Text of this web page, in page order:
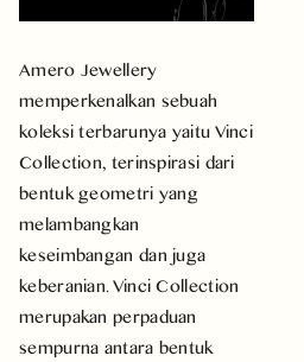
Amero Jewellery
memperkenalkan sebuah
koleksi terbarunya yaitu Vinci
Collection, terinspirasi dari
bentuk geometri yang
melambangkan
keseimbangan dan juga
keberanian. Vinci Collection
merupakan perpaduan
sempurna antara bentuk